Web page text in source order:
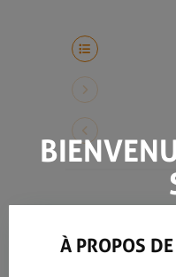
flyers FR
À PROPOS